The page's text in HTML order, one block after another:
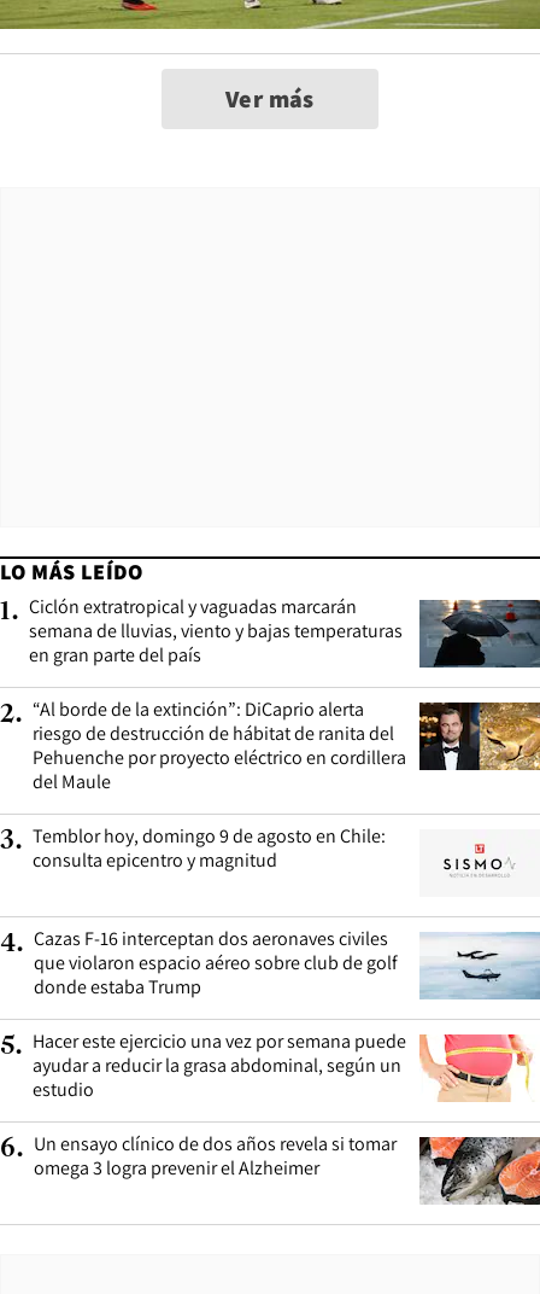
Ver más
LO MÁS LEÍDO
1. Ciclón extratropical y vaguadas marcarán
semana de lluvias, viento y bajas temperaturas
en gran parte del país
2. “Al borde de la extinción”: DiCaprio alerta
riesgo de destrucción de hábitat de ranita del
Pehuenche por proyecto eléctrico en cordillera
del Maule
3. Temblor hoy, domingo 9 de agosto en Chile:
consulta epicentro y magnitud
4. Cazas F-16 interceptan dos aeronaves civiles
que violaron espacio aéreo sobre club de golf
donde estaba Trump
5. Hacer este ejercicio una vez por semana puede
ayudar a reducir la grasa abdominal, según un
estudio
6. Un ensayo clínico de dos años revela si tomar
omega 3 logra prevenir el Alzheimer